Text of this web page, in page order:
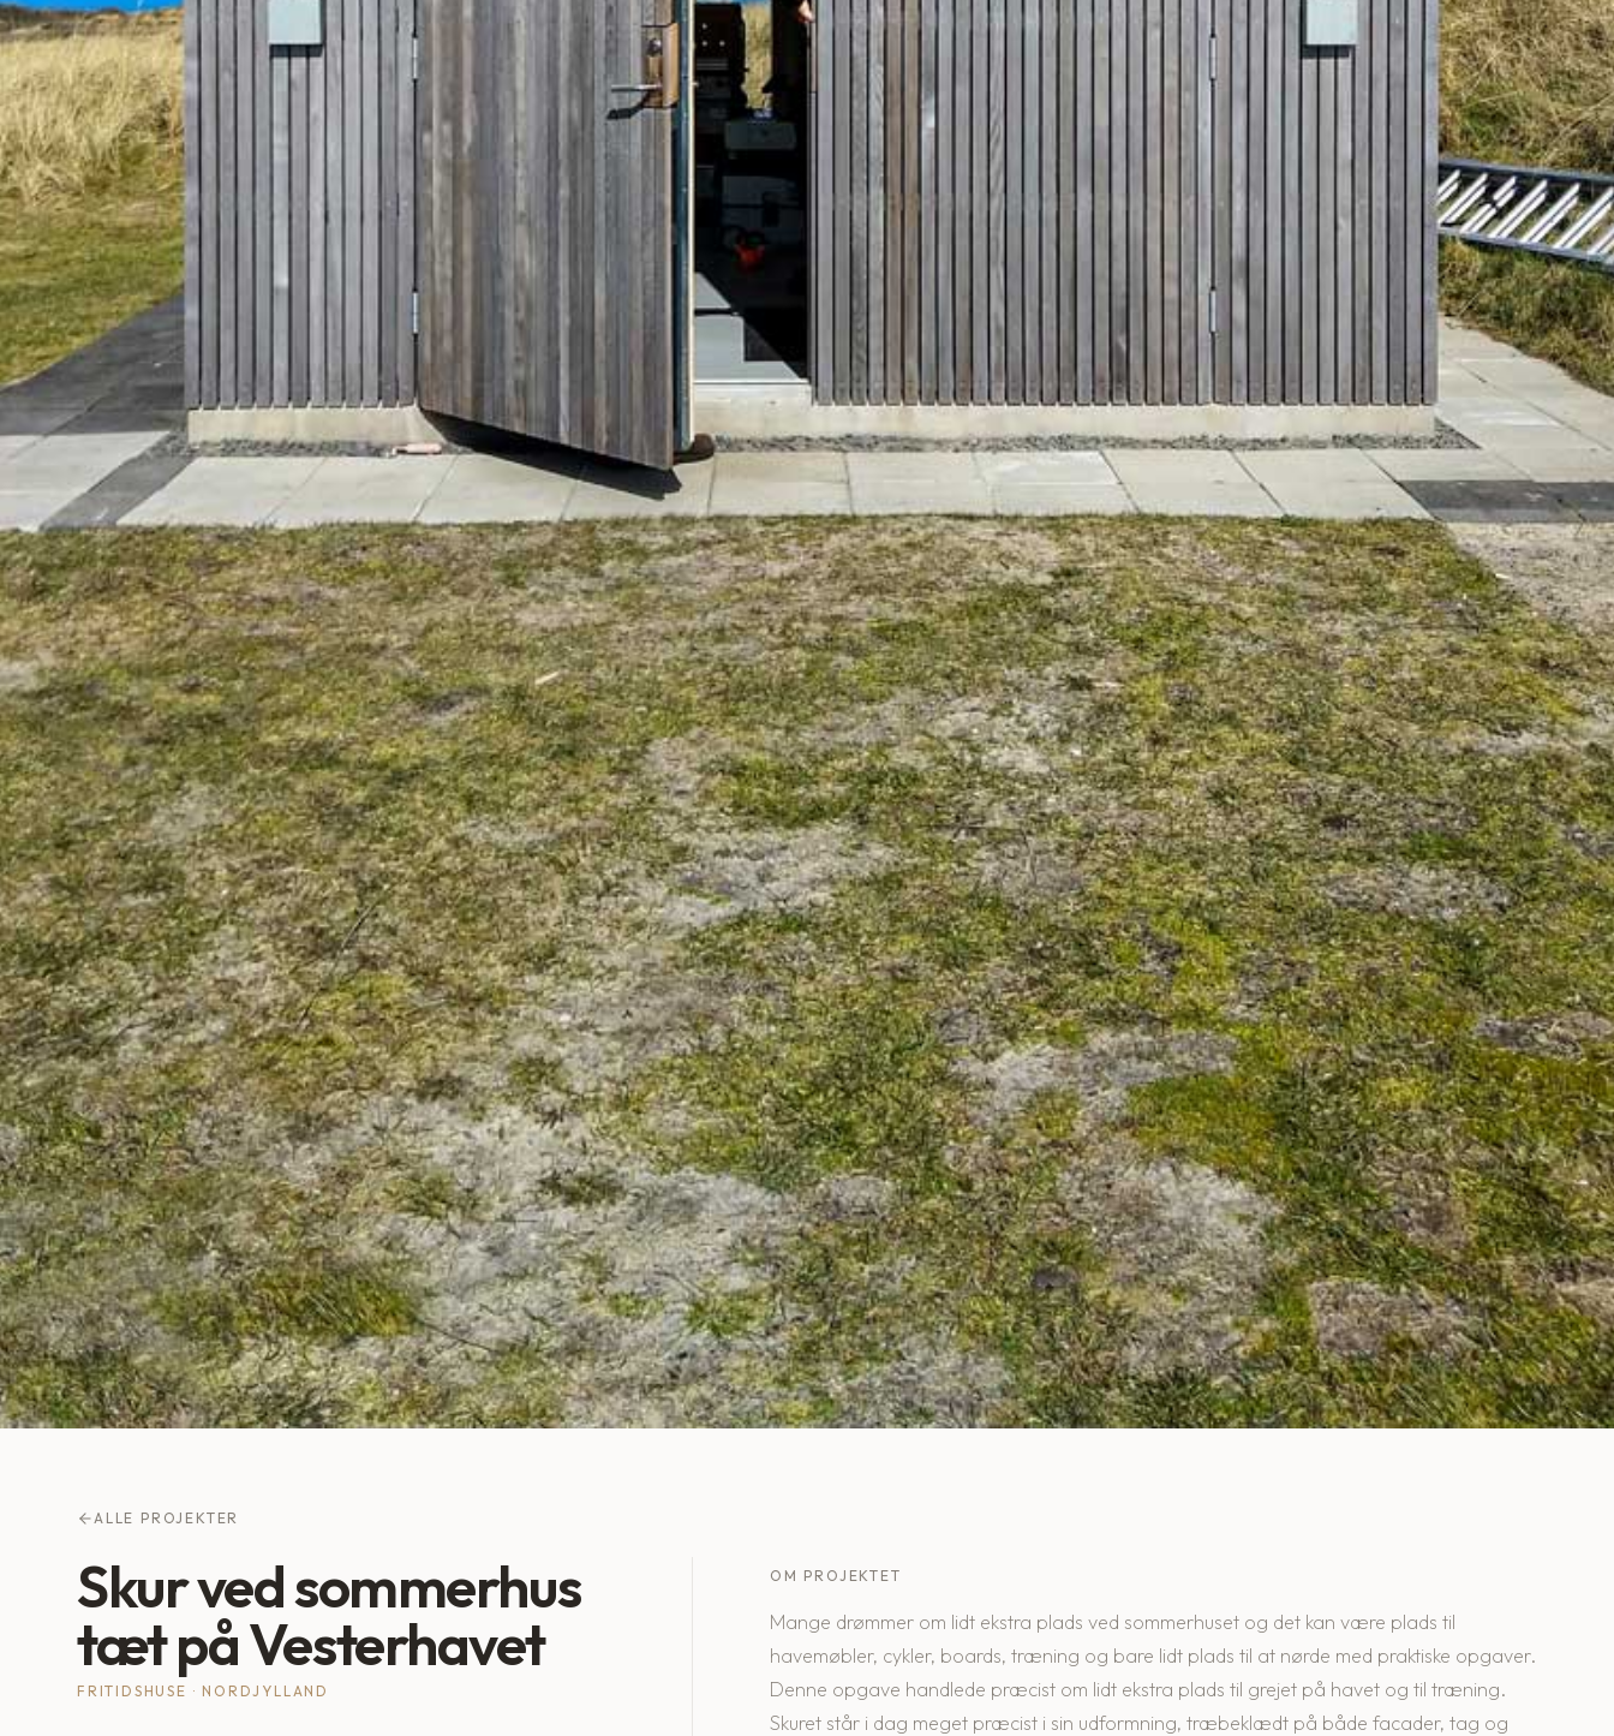
ALLE PROJEKTER
Skur ved sommerhus
tæt på Vesterhavet
FRITIDSHUSE · NORDJYLLAND
OM PROJEKTET
Mange drømmer om lidt ekstra plads ved sommerhuset og det kan være plads til
havemøbler, cykler, boards, træning og bare lidt plads til at nørde med praktiske opgaver.
Denne opgave handlede præcist om lidt ekstra plads til grejet på havet og til træning.
Skuret står i dag meget præcist i sin udformning, træbeklædt på både facader, tag og